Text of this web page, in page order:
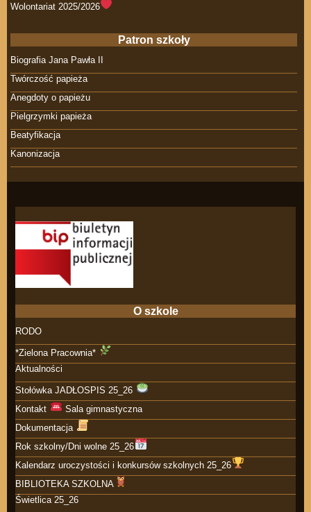
Wolontariat 2025/2026
Patron szkoły
Biografia Jana Pawła II
Twórczość papieża
Anegdoty o papieżu
Pielgrzymki papieża
Beatyfikacja
Kanonizacja
O szkole
RODO
*Zielona Pracownia*
Aktualności
Stołówka JADŁOSPIS 25_26
Kontakt
Sala gimnastyczna
Dokumentacja
Rok szkolny/Dni wolne 25_26
Kalendarz uroczystości i konkursów szkolnych 25_26
BIBLIOTEKA SZKOLNA
Świetlica 25_26